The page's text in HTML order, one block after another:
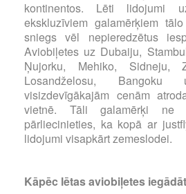
kontinentos. Lēti lidojumi
ekskluzīviem galamērķiem
sniegs vēl nepieredzētus
Aviobiļetes uz Dubaiju,
Ņujorku, Mehiko, Sidneju,
Losandželosu,
visizdevīgākajām cenām
vietnē. Tāli galamērķi ne
pārliecinieties, ka kopā ar
lidojumi visapkārt zemeslodei.
Kāpēc lētas aviobiļetes